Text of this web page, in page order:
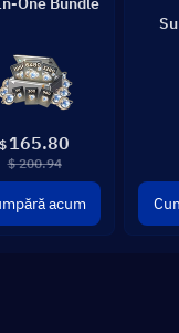
$ 165.80
$ 200.94
acum